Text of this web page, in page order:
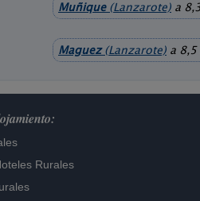
Muñique(Lanzarote) a
Maguez(Lanzarote) a 8,5
Rurales